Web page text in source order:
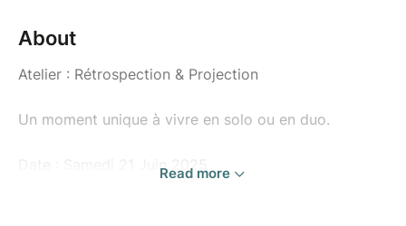
About
Atelier : Rétrospection & Projection
Un moment unique à vivre en solo ou en duo.
Date : Samedi 21 Juin 2025
Read more